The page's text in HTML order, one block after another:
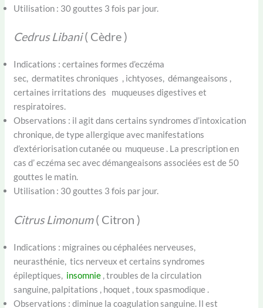
Utilisation : 30 gouttes 3 fois par jour.
Cedrus Libani( Cèdre )
Indications : certaines formes d’eczéma
sec, dermatites chroniques , ichtyoses, démangeaisons ,
certaines irritations des muqueuses digestives et
respiratoires.
Observations : il agit dans certains syndromes d’intoxication
chronique, de type allergique avec manifestations
d’extériorisation cutanée ou muqueuse . La prescription en
cas d’ eczéma sec avec démangeaisons associées est de 50
gouttes le matin.
Utilisation : 30 gouttes 3 fois par jour.
Citrus Limonum( Citron )
Indications : migraines ou céphalées nerveuses,
neurasthénie, tics nerveux et certains syndromes
épileptiques, insomnie , troubles de la circulation
sanguine, palpitations , hoquet , toux spasmodique .
Observations : diminue la coagulation sanguine. Il est